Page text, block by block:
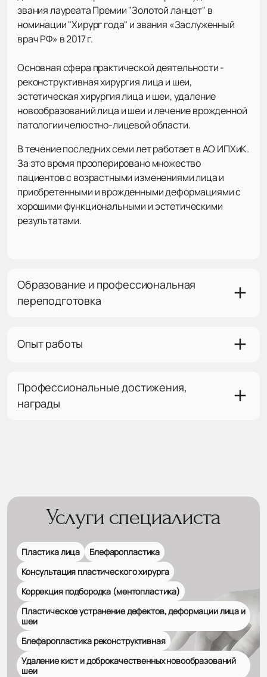
звания лауреата Премии "Золотой ланцет" в
номинации "Хирург года" и звания «Заслуженный
врач РФ» в 2017 г.
Основная сфера практической деятельности -
реконструктивная хирургия лица и шеи,
эстетическая хирургия лица и шеи, удаление
новообразований лица и шеи и лечение врожденной
патологии челюстно-лицевой области.
В течение последних семи лет работает в АО ИПХиК.
За это время прооперировано множество
пациентов с возрастными изменениями лица и
приобретенными и врожденными деформациями с
хорошими функциональными и эстетическими
результатами.
Образование и профессиональная
переподготовка
Опыт работы
Профессиональные достижения,
награды
Услуги специалиста
Пластика лица
Блефаропластика
Консультация пластического хирурга
Коррекция подбородка (ментопластика)
Пластическое устранение дефектов, деформации лица и
шеи
Блефаропластика реконструктивная
Удаление кист и доброкачественных новообразований
шеи